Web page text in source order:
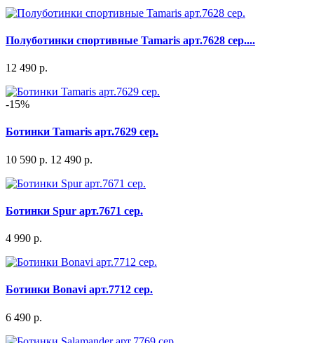
Полуботинки спортивные Tamaris арт.7628 сер....
12 490 р.
-15%
Ботинки Tamaris арт.7629 сер.
10 590 р. 12 490 р.
Ботинки Spur арт.7671 сер.
4 990 р.
Ботинки Bonavi арт.7712 сер.
6 490 р.